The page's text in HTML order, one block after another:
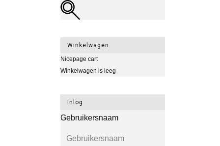
Winkelwagen
Nicepage cart
Winkelwagen is leeg
Inlog
Gebruikersnaam